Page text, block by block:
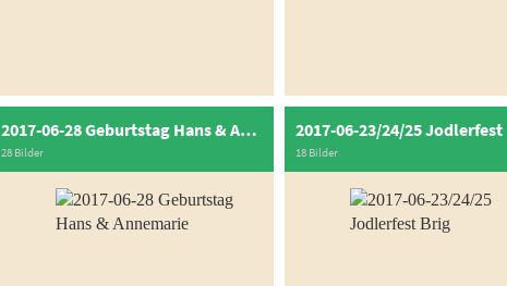
2017-06-28 Geburtstag Hans & Annemarie
28 Bilder
2017-06-23/24/25
18 Bilder